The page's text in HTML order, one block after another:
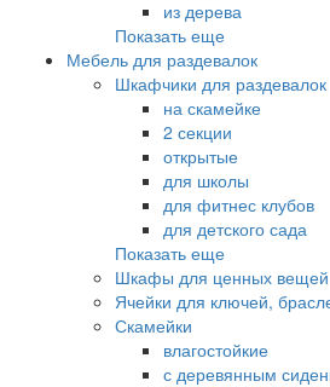
из дерева
Показать еще
Мебель для раздевалок
Шкафчики для раздевалок
на скамейке
2 секции
открытые
для школы
для фитнес клубов
для детского сада
Показать еще
Шкафы для ценных вещей
Ячейки для ключей,
Скамейки
влагостойкие
с деревянным